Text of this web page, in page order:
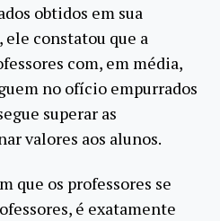
obtidos em sua
ele constatou que a
com, em média,
no ofício empurrados
superar as
valores aos alunos.
que os professores se
é exatamente